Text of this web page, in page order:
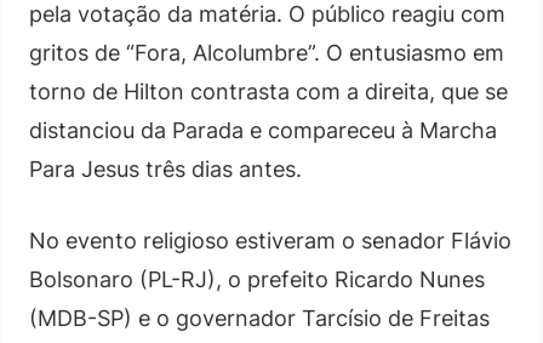
pela votação da matéria. O público reagiu com
gritos de “Fora, Alcolumbre”. O entusiasmo em
torno de Hilton contrasta com a direita, que se
distanciou da Parada e compareceu à Marcha
Para Jesus três dias antes.
No evento religioso estiveram o senador Flávio
Bolsonaro (PL-RJ), o prefeito Ricardo Nunes
(MDB-SP) e o governador Tarcísio de Freitas